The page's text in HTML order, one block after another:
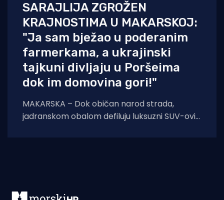
SARAJLIJA ZGROŽEN
KRAJNOSTIMA U MAKARSKOJ:
"Ja sam bježao u poderanim
farmerkama, a ukrajinski
tajkuni divljaju u Poršeima
dok im domovina gori!"
MAKARSKA – Dok običan narod strada,
jadranskom obalom defiluju luksuzni SUV-ovi s